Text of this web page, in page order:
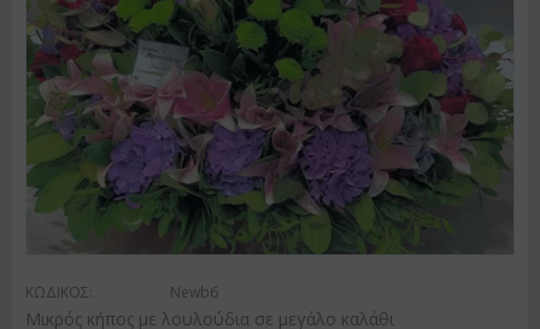
ΚΩΔΙΚΟΣ: Newb6
Μικρός κήπος με λουλούδια σε μεγάλο καλάθι